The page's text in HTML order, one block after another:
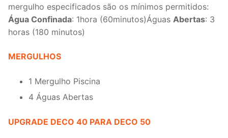
mergulho especificados são os mínimos permitidos:
Água Confinada: 1hora (60minutos)Águas Abertas: 3
horas (180 minutos)
MERGULHOS
1 Mergulho Piscina
4 Águas Abertas
UPGRADE DECO 40 PARA DECO 50